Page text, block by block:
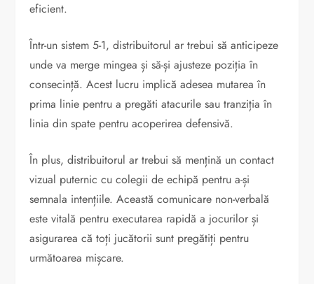
eficient.
Într-un sistem 5-1, distribuitorul ar trebui să anticipeze
unde va merge mingea și să-și ajusteze poziția în
consecință. Acest lucru implică adesea mutarea în
prima linie pentru a pregăti atacurile sau tranziția în
linia din spate pentru acoperirea defensivă.
În plus, distribuitorul ar trebui să mențină un contact
vizual puternic cu colegii de echipă pentru a-și
semnala intențiile. Această comunicare non-verbală
este vitală pentru executarea rapidă a jocurilor și
asigurarea că toți jucătorii sunt pregătiți pentru
următoarea mișcare.